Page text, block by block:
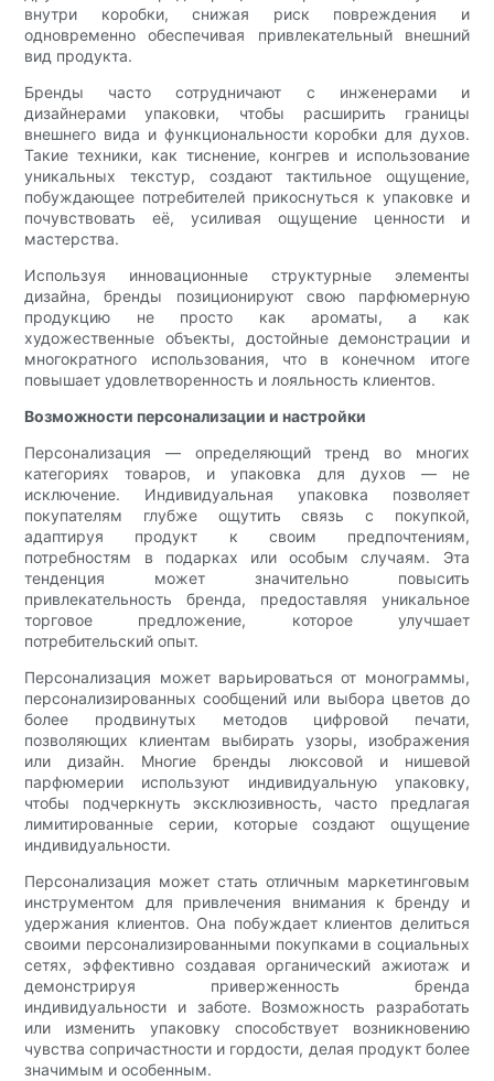
внутри коробки, снижая риск повреждения и
одновременно обеспечивая привлекательный внешний
вид продукта.
Бренды часто сотрудничают с инженерами и
дизайнерами упаковки, чтобы расширить границы
внешнего вида и функциональности коробки для духов.
Такие техники, как тиснение, конгрев и использование
уникальных текстур, создают тактильное ощущение,
побуждающее потребителей прикоснуться к упаковке и
почувствовать её, усиливая ощущение ценности и
мастерства.
Используя инновационные структурные элементы
дизайна, бренды позиционируют свою парфюмерную
продукцию не просто как ароматы, а как
художественные объекты, достойные демонстрации и
многократного использования, что в конечном итоге
повышает удовлетворенность и лояльность клиентов.
Возможности персонализации и настройки
Персонализация — определяющий тренд во многих
категориях товаров, и упаковка для духов — не
исключение. Индивидуальная упаковка позволяет
покупателям глубже ощутить связь с покупкой,
адаптируя продукт к своим предпочтениям,
потребностям в подарках или особым случаям. Эта
тенденция может значительно повысить
привлекательность бренда, предоставляя уникальное
торговое предложение, которое улучшает
потребительский опыт.
Персонализация может варьироваться от монограммы,
персонализированных сообщений или выбора цветов до
более продвинутых методов цифровой печати,
позволяющих клиентам выбирать узоры, изображения
или дизайн. Многие бренды люксовой и нишевой
парфюмерии используют индивидуальную упаковку,
чтобы подчеркнуть эксклюзивность, часто предлагая
лимитированные серии, которые создают ощущение
индивидуальности.
Персонализация может стать отличным маркетинговым
инструментом для привлечения внимания к бренду и
удержания клиентов. Она побуждает клиентов делиться
своими персонализированными покупками в социальных
сетях, эффективно создавая органический ажиотаж и
демонстрируя приверженность бренда
индивидуальности и заботе. Возможность разработать
или изменить упаковку способствует возникновению
чувства сопричастности и гордости, делая продукт более
значимым и особенным.